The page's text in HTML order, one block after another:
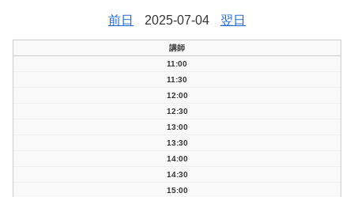
前日 2025-07-04 翌日
講師
11:00
11:30
12:00
12:30
13:00
13:30
14:00
14:30
15:00